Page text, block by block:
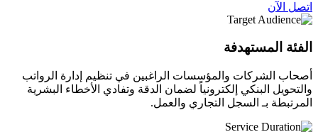
اتصل الآن
الفئة المستهدفة
أصحاب الشركات والمؤسسات الراغبين في تنظيم إدارة الرواتب
والتحويل البنكي إلكترونياً لضمان الدقة وتفادي الأخطاء البشرية
المرتبطة بـ السجل التجاري والعمل.